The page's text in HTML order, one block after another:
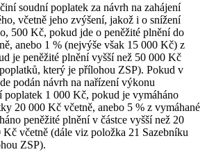
soudní poplatek za návrh na zahájení
včetně jeho zvýšení, jakož i o snížení
500 Kč, pokud jde o peněžité plnění do
anebo 1 % (nejvýše však 15 000 Kč) z
je peněžité plnění vyšší než 50 000 Kč
který je přílohou ZSP). Pokud v
podán návrh na nařízení výkonu
poplatek 1 000 Kč, pokud je vymáháno
20 000 Kč včetně, anebo 5 % z vymáhané
peněžité plnění v částce vyšší než 20
včetně (dále viz položka 21 Sazebníku
ZSP).